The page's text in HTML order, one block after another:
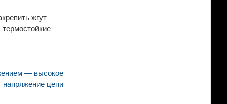
жгут
— высокое
напряжение цепи